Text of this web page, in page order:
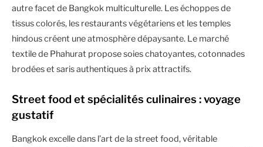
autre facet de Bangkok multiculturelle. Les échoppes de
tissus colorés, les restaurants végétariens et les temples
hindous créent une atmosphère dépaysante. Le marché
textile de Phahurat propose soies chatoyantes, cotonnades
brodées et saris authentiques à prix attractifs.
Street food et spécialités culinaires : voyage
gustatif
Bangkok excelle dans l’art de la street food, véritable